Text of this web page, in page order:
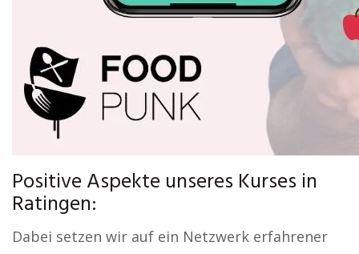
Positive Aspekte unseres Kurses in
Ratingen:
Dabei setzen wir auf ein Netzwerk erfahrener